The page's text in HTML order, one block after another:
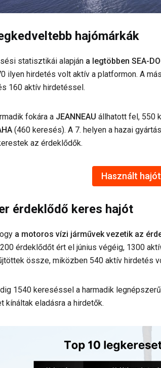
hajómárkák
statisztikái alapján a legtöbben SEA-
ilyen hirdetés volt aktív a platformon. A
160 aktív hirdetéssel.
fokára a JEANNEAU állhatott fel, 550
(460 keresés). A 7. helyen a hazai
az érdeklődők.
Használt
érdeklődő keres hajót
a motoros vízi járművek vezetik az
érdeklődőt ért el június végéig, 1300
össze, miközben 540 aktív hirdetés
1540 kereséssel a harmadik
kínáltak eladásra a hirdetők.